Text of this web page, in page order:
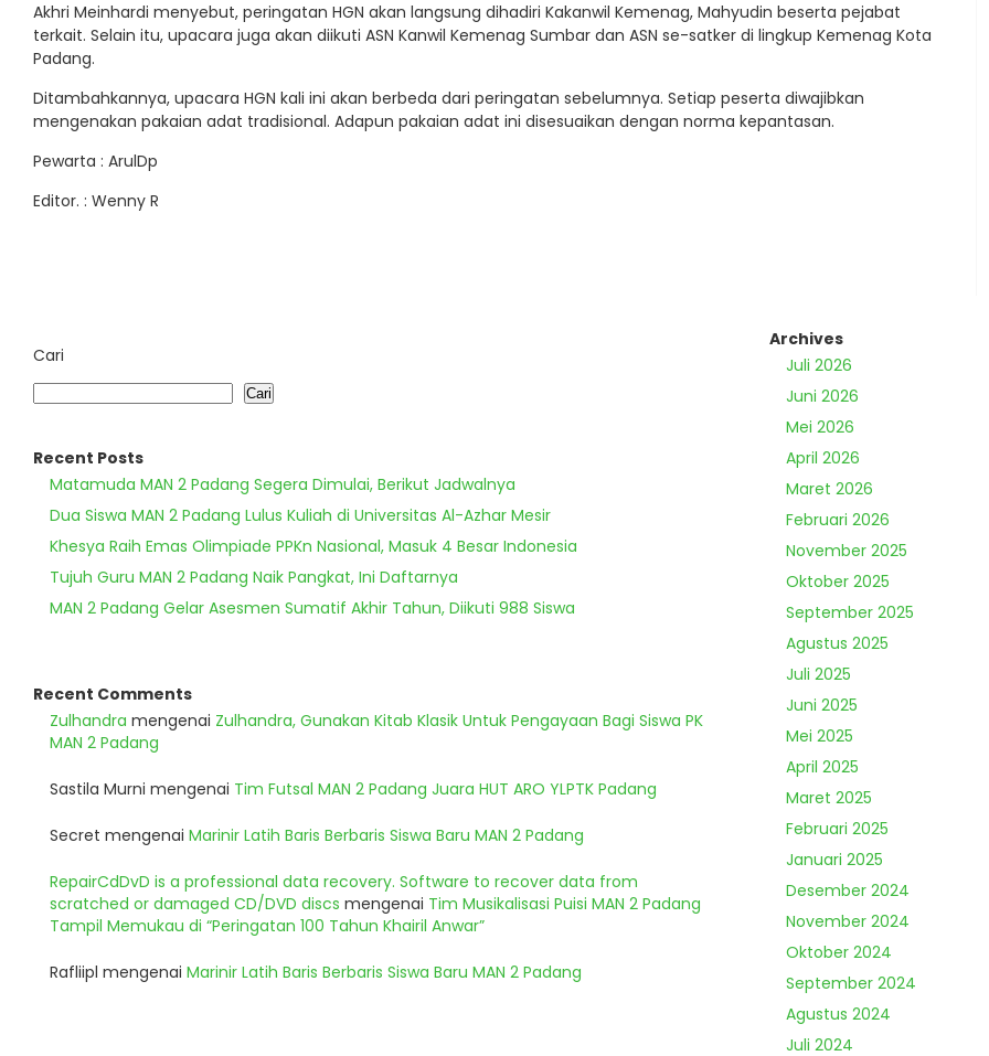
Akhri Meinhardi menyebut, peringatan HGN akan langsung dihadiri Kakanwil Kemenag, Mahyudin beserta pejabat
terkait. Selain itu, upacara juga akan diikuti ASN Kanwil Kemenag Sumbar dan ASN se-satker di lingkup Kemenag Kota
Padang.
Ditambahkannya, upacara HGN kali ini akan berbeda dari peringatan sebelumnya. Setiap peserta diwajibkan
mengenakan pakaian adat tradisional. Adapun pakaian adat ini disesuaikan dengan norma kepantasan.
Pewarta : ArulDp
Editor. : Wenny R
Cari
Cari
Recent Posts
Matamuda MAN 2 Padang Segera Dimulai, Berikut Jadwalnya
Dua Siswa MAN 2 Padang Lulus Kuliah di Universitas Al-Azhar Mesir
Khesya Raih Emas Olimpiade PPKn Nasional, Masuk 4 Besar Indonesia
Tujuh Guru MAN 2 Padang Naik Pangkat, Ini Daftarnya
MAN 2 Padang Gelar Asesmen Sumatif Akhir Tahun, Diikuti 988 Siswa
Recent Comments
Zulhandra mengenai Zulhandra, Gunakan Kitab Klasik Untuk Pengayaan Bagi Siswa PK
MAN 2 Padang
Sastila Murni mengenai Tim Futsal MAN 2 Padang Juara HUT ARO YLPTK Padang
Secret mengenai Marinir Latih Baris Berbaris Siswa Baru MAN 2 Padang
RepairCdDvD is a professional data recovery. Software to recover data from
scratched or damaged CD/DVD discs mengenai Tim Musikalisasi Puisi MAN 2 Padang
Tampil Memukau di “Peringatan 100 Tahun Khairil Anwar”
Rafliipl mengenai Marinir Latih Baris Berbaris Siswa Baru MAN 2 Padang
Archives
Juli 2026
Juni 2026
Mei 2026
April 2026
Maret 2026
Februari 2026
November 2025
Oktober 2025
September 2025
Agustus 2025
Juli 2025
Juni 2025
Mei 2025
April 2025
Maret 2025
Februari 2025
Januari 2025
Desember 2024
November 2024
Oktober 2024
September 2024
Agustus 2024
Juli 2024